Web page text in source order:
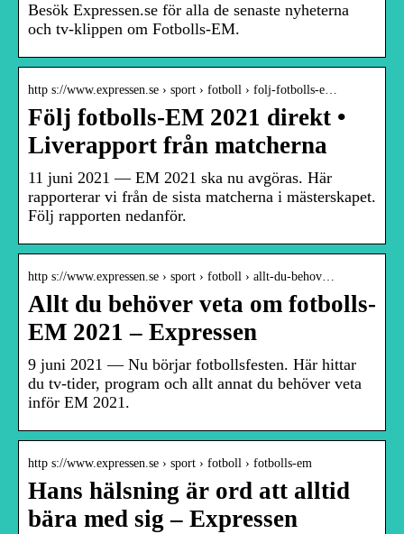
Besök Expressen.se för alla de senaste nyheterna
och tv-klippen om Fotbolls-EM.
http s://www.expressen.se › sport › fotboll › folj-fotbolls-e…
Följ fotbolls-EM 2021 direkt •
Liverapport från matcherna
11 juni 2021 — EM 2021 ska nu avgöras. Här
rapporterar vi från de sista matcherna i mästerskapet.
Följ rapporten nedanför.
http s://www.expressen.se › sport › fotboll › allt-du-behov…
Allt du behöver veta om fotbolls-
EM 2021 – Expressen
9 juni 2021 — Nu börjar fotbollsfesten. Här hittar
du tv-tider, program och allt annat du behöver veta
inför EM 2021.
http s://www.expressen.se › sport › fotboll › fotbolls-em
Hans hälsning är ord att alltid
bära med sig – Expressen